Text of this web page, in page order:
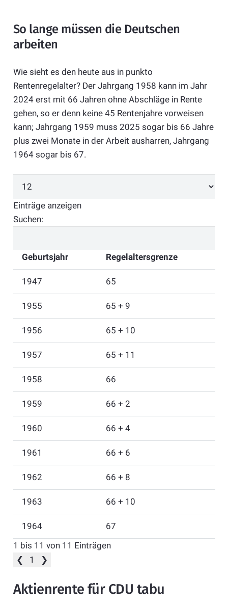
So lange müssen die Deutschen
arbeiten
Wie sieht es den heute aus in punkto
Rentenregelalter? Der Jahrgang 1958 kann im Jahr
2024 erst mit 66 Jahren ohne Abschläge in Rente
gehen, so er denn keine 45 Rentenjahre vorweisen
kann; Jahrgang 1959 muss 2025 sogar bis 66 Jahre
plus zwei Monate in der Arbeit ausharren, Jahrgang
1964 sogar bis 67.
Einträge anzeigen
Suchen:
Geburtsjahr Regelaltersgrenze
1947 65
1955 65 + 9
1956 65 + 10
1957 65 + 11
1958 66
1959 66 + 2
1960 66 + 4
1961 66 + 6
1962 66 + 8
1963 66 + 10
1964
67
1 bis 11 von 11 Einträgen
❮
1 ❯
Aktienrente für CDU tabu